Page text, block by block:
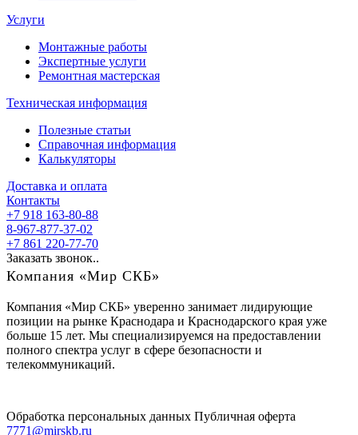
Услуги
Монтажные работы
Экспертные услуги
Ремонтная мастерская
Техническая информация
Полезные статьи
Справочная информация
Калькуляторы
Доставка и оплата
Контакты
+7 918 163-80-88
8-967-877-37-02
+7 861 220-77-70
Заказать звонок..
Компания «Мир СКБ»
Компания «Мир СКБ» уверенно занимает лидирующие
позиции на рынке Краснодара и Краснодарского края уже
больше 15 лет. Мы специализируемся на предоставлении
полного спектра услуг в сфере безопасности и
телекоммуникаций.
Обработка персональных данных Публичная оферта
7771@mirskb.ru